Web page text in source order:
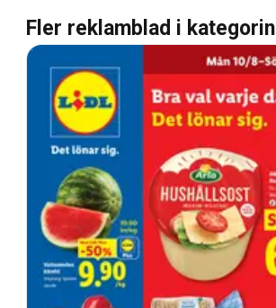
Fler reklamblad i kategorin